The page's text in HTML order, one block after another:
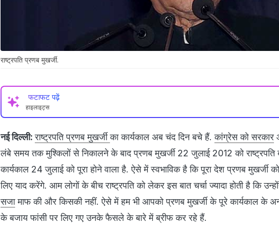
राष्ट्रपति प्रणब मुखर्जी.
फटाफट पढ़ें
हाइलाइट्स
नई दिल्ली: राष्ट्रपति प्रणब मुखर्जीका कार्यकाल अब चंद दिन बचे हैं.कांग्रेस को सरकार
लंबे समय तक मुश्किलों से निकालने के बाद प्रणब मुखर्जी 22 जुलाई 2012 को
कार्यकाल 24 जुलाई को पूरा होने वाला है. ऐसे में स्वभाविक है कि पूरा देश प्रणब मुखर्जी
लिए याद करेंगे. आम लोगों के बीच राष्ट्रपति को लेकर इस बात चर्चा ज्यादा होती है कि
सजामाफ की और किसकी नहीं. ऐसे में हम भी आपको प्रणब मुखर्जी के पूरे कार्यकाल के
के बजाय फांसी पर लिए गए उनके फैसले के बारे में ब्रीफ कर रहे हैं.